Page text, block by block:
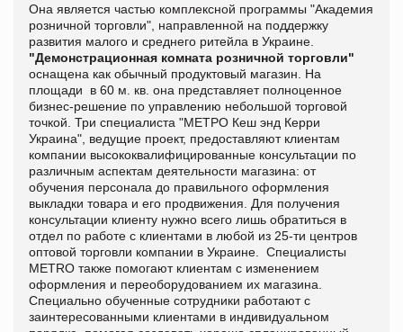
Она является частью комплексной программы "Академия
розничной торговли", направленной на поддержку
развития малого и среднего ритейла в Украине.
"Демонстрационная комната розничной торговли"
оснащена как обычный продуктовый магазин. На
площади в 60 м. кв. она представляет полноценное
бизнес-решение по управлению небольшой торговой
точкой. Три специалиста "МЕТРО Кеш энд Керри
Украина", ведущие проект, предоставляют клиентам
компании высококвалифицированные консультации по
различным аспектам деятельности магазина: от
обучения персонала до правильного оформления
выкладки товара и его продвижения. Для получения
консультации клиенту нужно всего лишь обратиться в
отдел по работе с клиентами в любой из 25-ти центров
оптовой торговли компании в Украине.
Специалисты
METRO также помогаютклиентам с изменением
оформления и переоборудованием их магазина.
Специально обученные сотрудники работают с
заинтересованными клиентами в индивидуальном